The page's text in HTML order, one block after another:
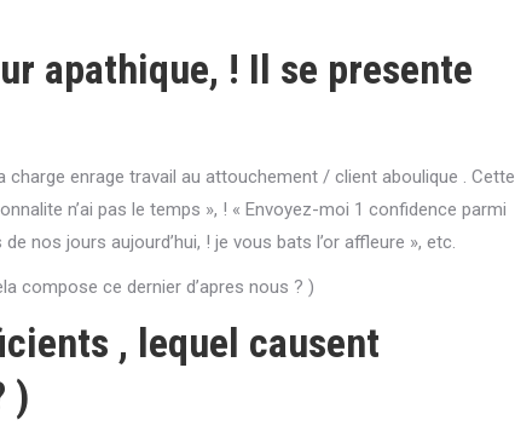
apathique, ! Il se presente
enrage travail au attouchement / client aboulique . Cette
n’ai pas le temps », ! « Envoyez-moi 1 confidence parmi
nos jours aujourd’hui, ! je vous bats l’or affleure », etc.
compose ce dernier d’apres nous ? )
, lequel causent
)